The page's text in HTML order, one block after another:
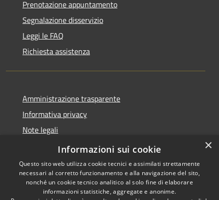
Prenotazione appuntamento
Segnalazione disservizio
Leggi le FAQ
Richiesta assistenza
Amministrazione trasparente
Informativa privacy
Note legali
Dichiarazione di accessibilità
Copyright © 2026 • Comune di
×
Informazioni sui cookie
Questo sito web utilizza cookie tecnici e assimilati strettamente
necessari al corretto funzionamento e alla navigazione del sito,
nonché un cookie tecnico analitico al solo fine di elaborare
informazioni statistiche, aggregate e anonime.